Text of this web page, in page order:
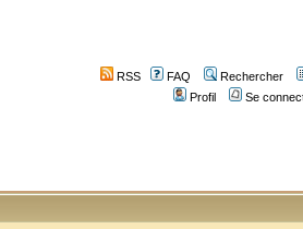
RSS FAQ
Rechercher
Profil
Se